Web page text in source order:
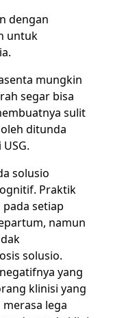
dengan
untuk
mungkin
segar bisa
sulit
ditunda
solusio
Praktik
setiap
namun
solusio.
yang
klinisi yang
lega